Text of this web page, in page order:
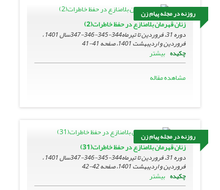
روزنه در مجله پیام زن
زنان قهرمان بلامنازع در حفظ خاطرات(2)
دوره 31، فروردین تا تیرماه344-345-346-347سال 1401 ،
فروردین و اردیبهشت 1401، صفحه
41-41
چکیده بیشتر
مشاهده مقاله
روزنه در مجله پیام زن
زنان قهرمان بلامنازع در حفظ خاطرات(31)
دوره 31، فروردین تا تیرماه344-345-346-347سال 1401 ،
فروردین و اردیبهشت 1401، صفحه
42-42
چکیده بیشتر